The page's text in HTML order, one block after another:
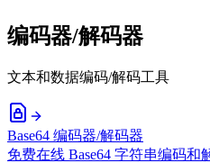
编码器/解码器
文本和数据编码/解码工具
Base64 编码器/解码器
免费在线 Base64 字符串编码和